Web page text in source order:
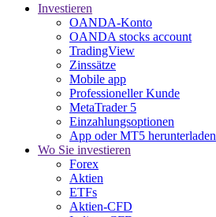
Investieren
OANDA-Konto
OANDA stocks account
TradingView
Zinssätze
Mobile app
Professioneller Kunde
MetaTrader 5
Einzahlungsoptionen
App oder MT5 herunterladen
Wo Sie investieren
Forex
Aktien
ETFs
Aktien-CFD